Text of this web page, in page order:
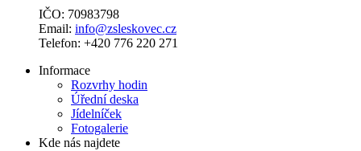
IČO: 70983798
Email: info@zsleskovec.cz
Telefon: +420 776 220 271
Informace
Rozvrhy hodin
Úřední deska
Jídelníček
Fotogalerie
Kde nás najdete